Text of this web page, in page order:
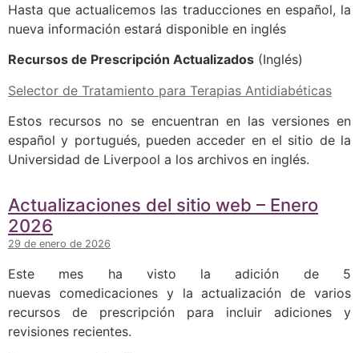
Hasta que actualicemos las traducciones en español, la
nueva información estará disponible en inglés
Recursos de Prescripción Actualizados (Inglés)
Selector de Tratamiento para Terapias Antidiabéticas
Estos recursos no se encuentran en las versiones en
español y portugués, pueden acceder en el sitio de la
Universidad de Liverpool a los archivos en inglés.
Actualizaciones del sitio web – Enero
2026
29 de enero de 2026
Este mes ha visto la adición de 5
nuevas comedicaciones y la actualización de varios
recursos de prescripción para incluir adiciones y
revisiones recientes.